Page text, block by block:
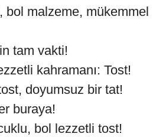
bol malzeme, mükemmel
tam vakti!
kahramanı: Tost!
doyumsuz bir tat!
buraya!
bol lezzetli tost!